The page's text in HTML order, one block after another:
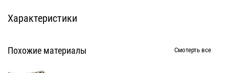
Характеристики
Похожие материалы Смотерть все